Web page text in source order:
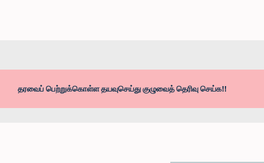
தரவைப் பெற்றுக்கொள்ள தயவுசெய்து குழுவைத் தெரிவு செய்க!!